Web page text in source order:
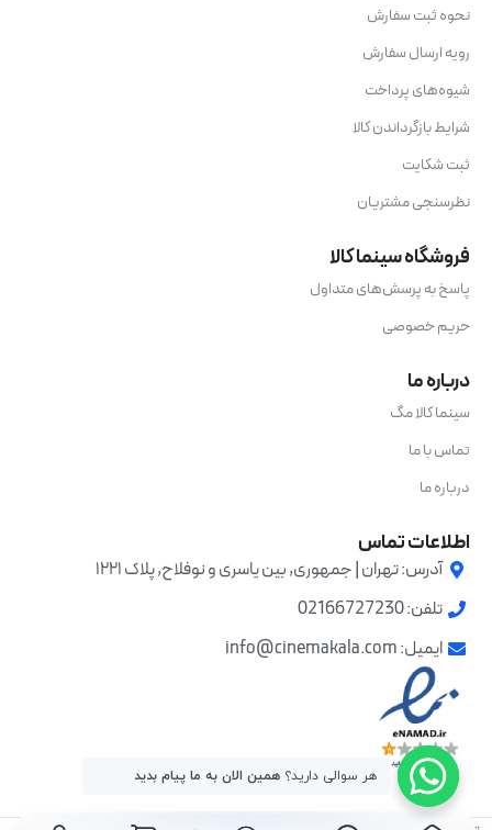
نحوه ثبت سفارش
رویه ارسال سفارش
شیوه‌های پرداخت
شرایط بازگرداندن کالا
ثبت شکایت
نظرسنجی مشتریان
فروشگاه سینما کالا
پاسخ به پرسش‌های متداول
حریم خصوصی
درباره ما
سینما کالا مگ
تماس با ما
درباره ما
اطلاعات تماس
آدرس: تهران | جمهوری, بین یاسری و نوفلاح, پلاک ۱۲۲۱
تلفن: 02166727230
ایمیل: info@cinemakala.com
هر سوالی دارید؟ همین الان به ما پیام بدید